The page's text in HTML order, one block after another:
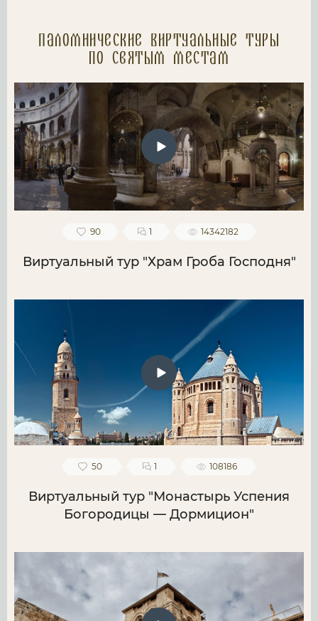
Паломнические Виртуальные туры
по святым местам
90 1 14342182
Виртуальный тур "Храм Гроба Господня"
50 1 108186
Виртуальный тур "Монастырь Успения
Богородицы — Дормицион"